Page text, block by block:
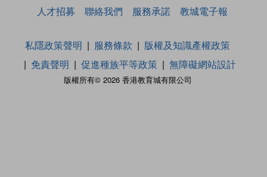
人才招募
聯絡我們 服務承諾 教城電子報
版權所有© 2026 香港教育城有限公司
私隱政策聲明 服務條款
版權及知識產權政策
免責聲明
促進種族平等政策 無障礙網站設計